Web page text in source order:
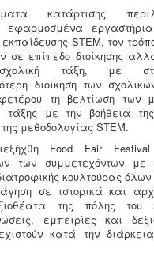
κατάρτισης
εργαστήρια
εκπαίδευσης SΤΕΜ, τον
σε επίπεδο διοίκησης
σχολική τάξη, με
διοίκηση των
τη βελτίωση των
τάξης με την βοήθεια
μεθοδολογίας STEM.
Food Fair
των συμμετεχόντων με
κουλτούρας
σε ιστορικά και
της πόλης του
εμπειρίες και
κατά την